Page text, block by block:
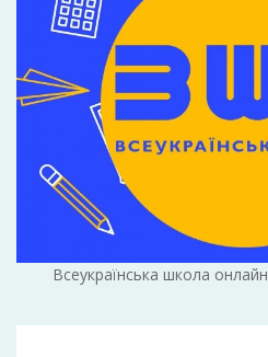
Всеукраїнська школа онлайн